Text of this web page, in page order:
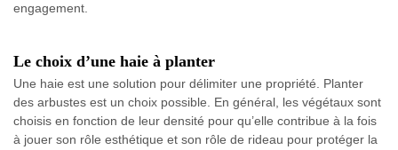
engagement.
Le choix d’une haie à planter
Une haie est une solution pour délimiter une propriété. Planter
des arbustes est un choix possible. En général, les végétaux sont
choisis en fonction de leur densité pour qu’elle contribue à la fois
à jouer son rôle esthétique et son rôle de rideau pour protéger la